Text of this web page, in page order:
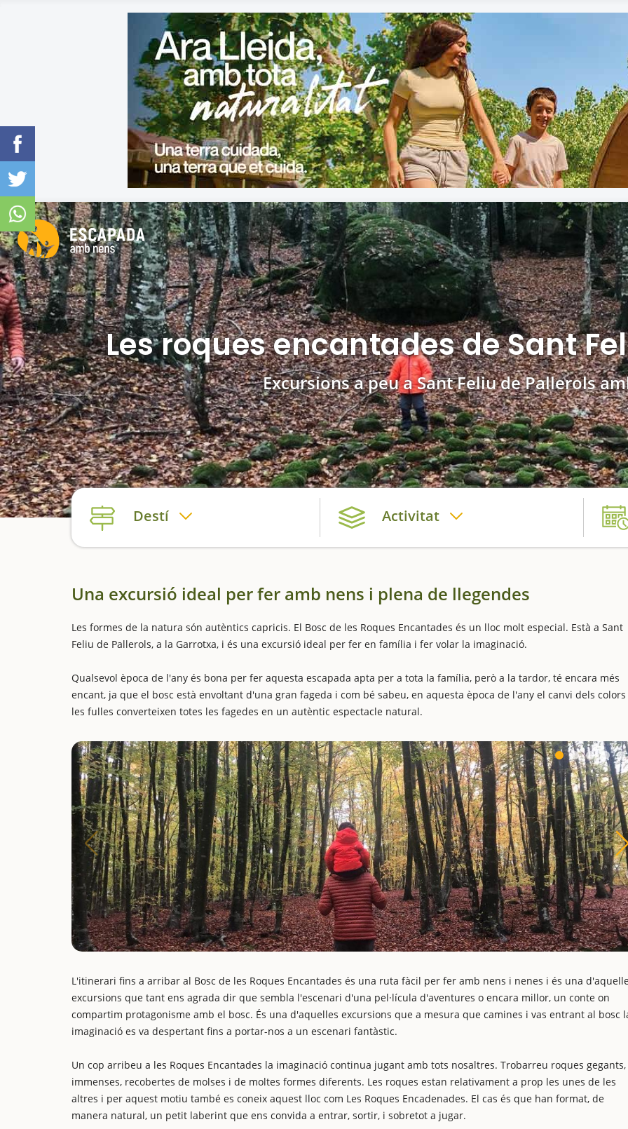
Les roques encantades de Sant
Excursions a peu a Sant Feliu de Pallerols
Destí Activitat
Una excursió ideal per fer amb nens i plena de llegendes
Les formes de la natura són autèntics capricis. El Bosc de les Roques Encantades és un lloc molt especial. Està a Sant
Feliu de Pallerols, a la Garrotxa, i és una excursió ideal per fer en família i fer volar la imaginació.
Qualsevol època de l'any és bona per fer aquesta escapada apta per a tota la família, però a la tardor, té encara més
encant, ja que el bosc està envoltant d'una gran fageda i com bé sabeu, en aquesta època de l'any el canvi dels
les fulles converteixen totes les fagedes en un autèntic espectacle natural.
L'itinerari fins a arribar al Bosc de les Roques Encantades és una ruta fàcil per fer amb nens i nenes i és una
excursions que tant ens agrada dir que sembla l'escenari d'una pel·lícula d'aventures o encara millor, un conte on
compartim protagonisme amb el bosc. És una d'aquelles excursions que a mesura que camines i vas entrant al bosc
imaginació es va despertant fins a portar-nos a un escenari fantàstic.
Un cop arribeu a les Roques Encantades la imaginació continua jugant amb tots nosaltres. Trobarreu roques gegants,
immenses, recobertes de molses i de moltes formes diferents. Les roques estan relativament a prop les unes de les
altres i per aquest motiu també es coneix aquest lloc com Les Roques Encadenades. El cas és que han format, de
manera natural, un petit laberint que ens convida a entrar, sortir, i sobretot a jugar.